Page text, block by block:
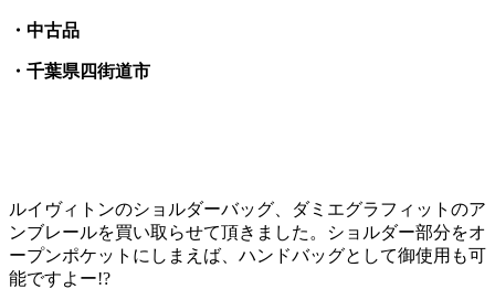
・中古品
・千葉県四街道市
ルイヴィトンのショルダーバッグ、ダミエグラフィットのア
ンブレールを買い取らせて頂きました。ショルダー部分をオ
ープンポケットにしまえば、ハンドバッグとして御使用も可
能ですよー!?